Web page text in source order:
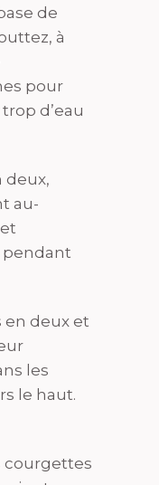
de
à
pour
d’eau
deux,
au-
pendant
en deux et
les
le haut.
courgettes